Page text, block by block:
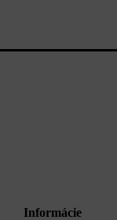
Informácie